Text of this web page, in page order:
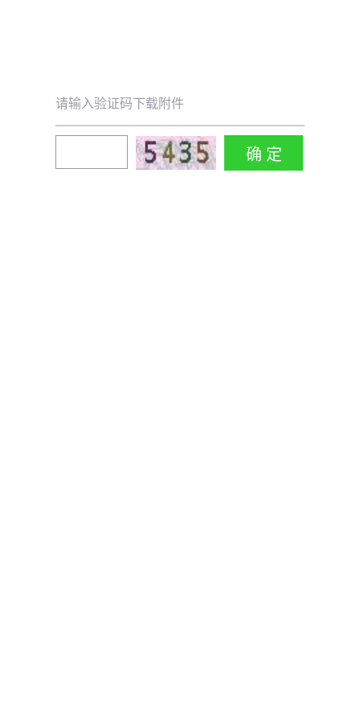
请输入验证码下载附件